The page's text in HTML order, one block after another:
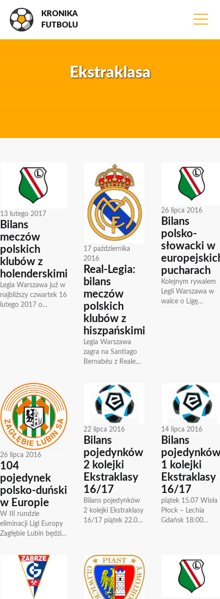
KRONIKA
FUTBOLU
Ekstraklasa
13 lutego 2017
Bilans
meczów
polskich
klubów z
holenderskimi
Legia Warszawa już w
najbliższy czwartek 16
lutego 2017 o
17 października
2016
Real-Legia:
bilans
meczów
polskich
klubów z
hiszpańskimi
Legia Warszawa
zagra na Santiago
Bernabéu z Realem
Mistrzów. Początek
spotkania o 20:45...
26 lipca 2016
Bilans
polsko-
słowacki w
pucharach
Kolejnym rywalem
Legii Warszawa w
walce o Ligę
26 lipca 2016
104
pojedynek
polsko-duński
w Europie
W III rundzie
eliminacji Ligi Europy
Zagłębie Lubin będzie
Pierwszy mecz we
czwartek 28 lipca o...
22 lipca 2016
Bilans
pojedynków
2 kolejki
Ekstraklasy
16/17
Bilans pojedynków
2 kolejki Ekstraklasy
16/17 piątek 22.07
(I,II liga), 2
zwycięstwo
Korony,...
14 lipca 2016
Bilans
1 kolejki
Ekstraklasy
16/17
piątek 15.07 Wisła
Płock – Lechia
Gdańsk 18:00
bramki...